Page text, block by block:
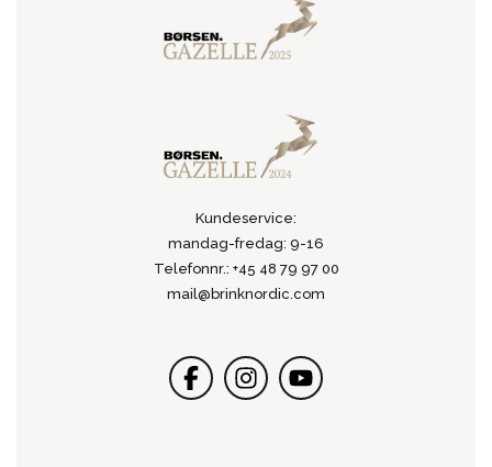
Kundeservice:
mandag-fredag: 9-16
Telefonnr.: +45 48 79 97 00
mail@brinknordic.com